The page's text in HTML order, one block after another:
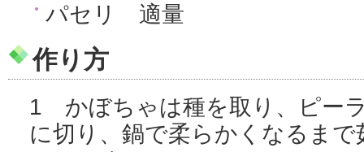
パセリ 適量
作り方
1 かぼちゃは種を取り、ピー
に切り、鍋で柔らかくなるま